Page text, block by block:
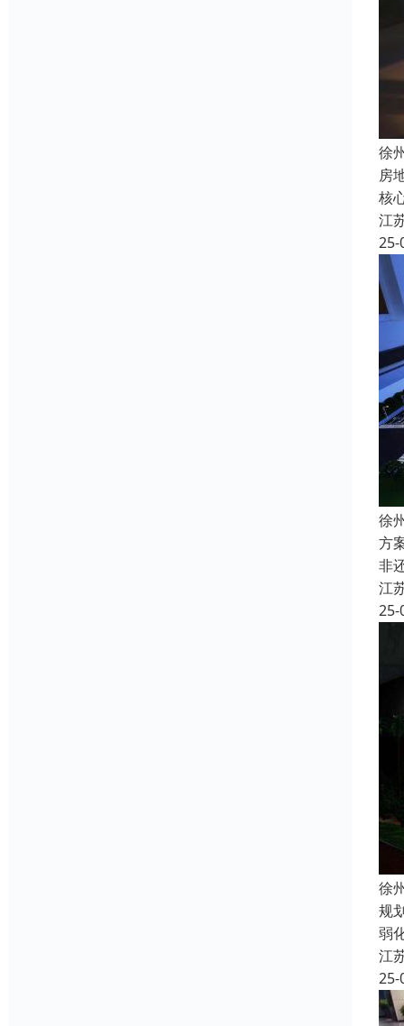
徐
房
核
江
25-
徐
方
非
江
25-
徐
规
弱
江
25-